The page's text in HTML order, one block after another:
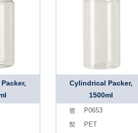
Cylindrical Packer,
1500ml
P0653
PET